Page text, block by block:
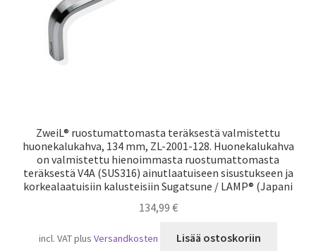
ZweiL® ruostumattomasta teräksestä valmistettu
huonekalukahva, 134 mm, ZL-2001-128. Huonekalukahva
on valmistettu hienoimmasta ruostumattomasta
teräksestä V4A (SUS316) ainutlaatuiseen sisustukseen ja
korkealaatuisiin kalusteisiin Sugatsune / LAMP® (Japani
134,99 €
incl. VATplusVersandkosten Lisää ostoskoriin